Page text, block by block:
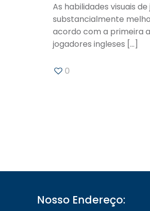
As habilidades visuais
substancialmente
acordo com a primeira
jogadores ingleses […]
0
Nosso Endereço: